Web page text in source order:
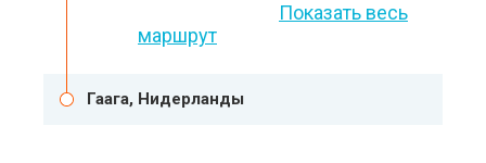
Показать весь
маршрут
Гаага, Нидерланды